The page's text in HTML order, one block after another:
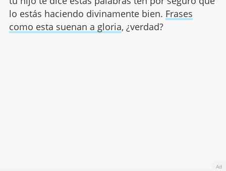
lo estás haciendo divinamente bien. Frases
como esta suenan a gloria, ¿verdad?
Ad